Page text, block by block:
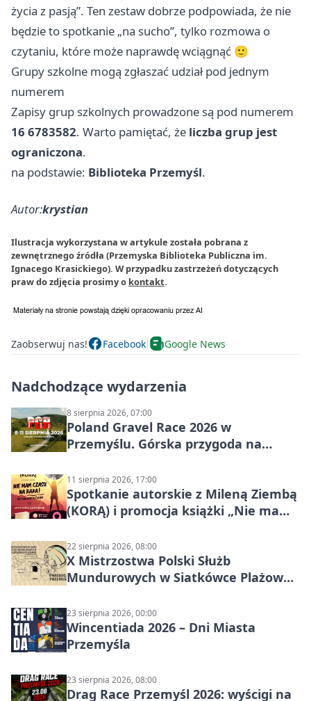
życia z pasją”. Ten zestaw dobrze podpowiada, że nie
będzie to spotkanie „na sucho”, tylko rozmowa o
czytaniu, które może naprawdę wciągnąć 🙂
Grupy szkolne mogą zgłaszać udział pod jednym
numerem
Zapisy grup szkolnych prowadzone są pod numerem
16 6783582. Warto pamiętać, że liczba grup jest
ograniczona.
na podstawie: Biblioteka Przemyśl.
Autor:krystian
Ilustracja wykorzystana w artykule została pobrana z
zewnętrznego źródła (Przemyska Biblioteka Publiczna im.
Ignacego Krasickiego). W przypadku zastrzeżeń dotyczących
praw do zdjęcia prosimy o kontakt.
Zaobserwuj nas! Facebook Google News
Nadchodzące wydarzenia
8 sierpnia 2026, 07:00
Poland Gravel Race 2026 w
Przemyślu. Górska przygoda na
11 sierpnia 2026, 17:00
Spotkanie autorskie z Mileną Ziembą
(KORĄ) i promocja książki „Nie mam
22 sierpnia 2026, 08:00
X Mistrzostwa Polski Służb
Mundurowych w Siatkówce Plażowej
23 sierpnia 2026, 00:00
Wincentiada 2026 – Dni Miasta
Przemyśla
23 sierpnia 2026, 08:00
Drag Race Przemyśl 2026: wyścigi na